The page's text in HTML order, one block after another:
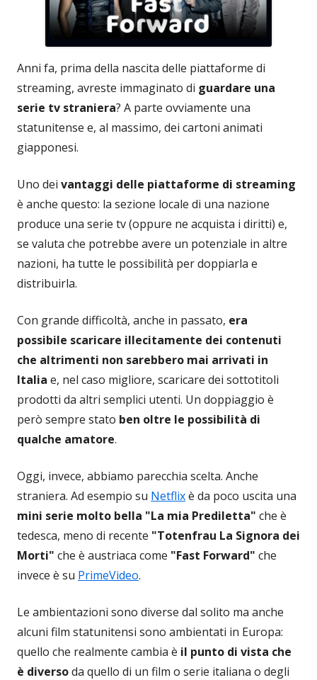
Anni fa, prima della nascita delle piattaforme di
streaming, avreste immaginato di guardare una
serie tv straniera? A parte ovviamente una
statunitense e, al massimo, dei cartoni animati
giapponesi.
Uno dei vantaggi delle piattaforme di streaming
è anche questo: la sezione locale di una nazione
produce una serie tv (oppure ne acquista i diritti) e,
se valuta che potrebbe avere un potenziale in altre
nazioni, ha tutte le possibilità per doppiarla e
distribuirla.
Con grande difficoltà, anche in passato, era
possibile scaricare illecitamente dei contenuti
che altrimenti non sarebbero mai arrivati in
Italia e, nel caso migliore, scaricare dei sottotitoli
prodotti da altri semplici utenti. Un doppiaggio è
però sempre stato ben oltre le possibilità di
qualche amatore.
Oggi, invece, abbiamo parecchia scelta. Anche
straniera. Ad esempio su Netflixè da poco uscita una
mini serie molto bella "La mia Prediletta" che è
tedesca, meno di recente "Totenfrau La Signora dei
Morti" che è austriaca come "Fast Forward" che
invece è su PrimeVideo.
Le ambientazioni sono diverse dal solito ma anche
alcuni film statunitensi sono ambientati in Europa:
quello che realmente cambia è il punto di vista che
è diversoda quello di un film o serie italiana o degli